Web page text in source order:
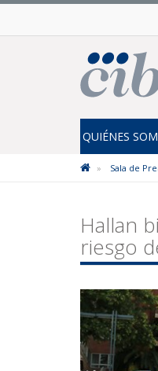
QUIÉNES
Sala de
Hallan
riesgo